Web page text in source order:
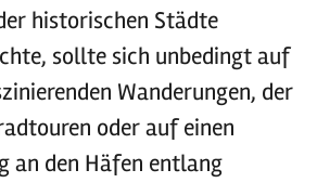
historischen Städte
sollte sich unbedingt auf
Wanderungen, der
oder auf einen
an den Häfen entlang